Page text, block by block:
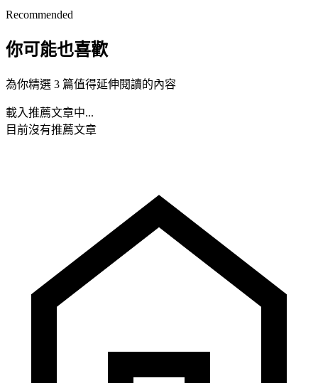
Recommended
你可能也喜歡
為你精選 3 篇值得延伸閱讀的內容
載入推薦文章中...
目前沒有推薦文章